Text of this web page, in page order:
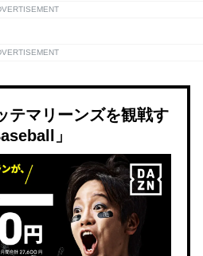
テマリーンズを観戦す
」